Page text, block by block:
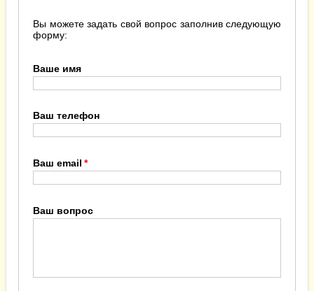
Вы можете задать свой вопрос заполнив следующую
форму:
Ваше имя
Ваш телефон
Ваш email
Ваш вопрос